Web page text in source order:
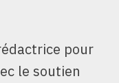
pour
le soutien